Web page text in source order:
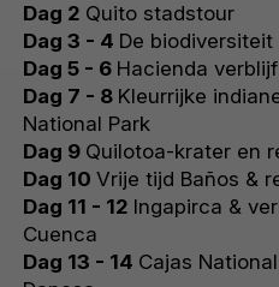
Dag 2 Quito stadstour
Dag 3 - 4 De
Dag 5 - 6 Hacienda
Dag 7 - 8 Kleurrijke
National Park
Dag 9 Quilotoa-krater en
Dag 10 Vrije tijd Baños &
Dag 11 - 12 Ingapirca &
Cuenca
Dag 13 - 14 Cajas